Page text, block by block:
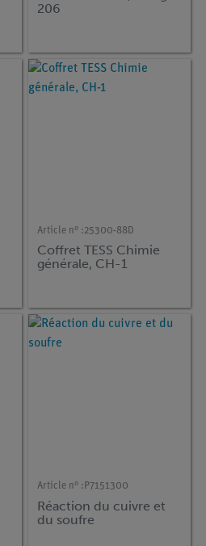
206
Article n° :25300-88D
Coffret TESS Chimie
générale, CH-1
Article n° : P7151300
Réaction du cuivre et
du soufre